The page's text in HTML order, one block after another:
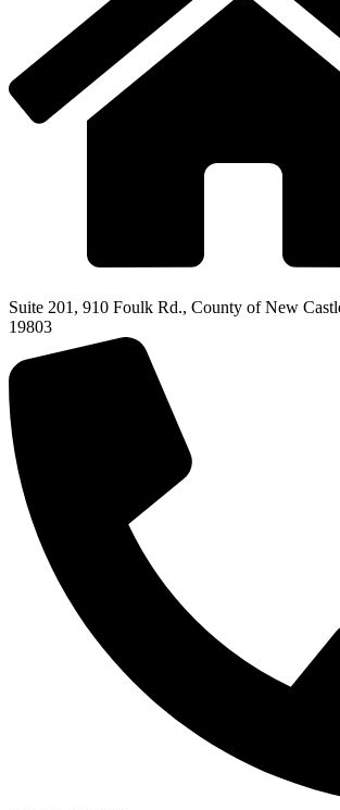
Suite 201, 910 Foulk Rd., County of New
19803